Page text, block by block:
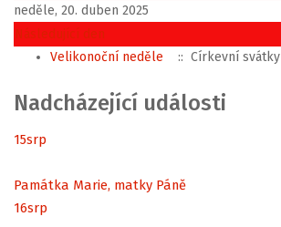
neděle, 20. duben 2025
Následující den
Velikonoční neděle
:: Církevní svátky
Nadcházející události
15srp
Památka Marie, matky Páně
16srp